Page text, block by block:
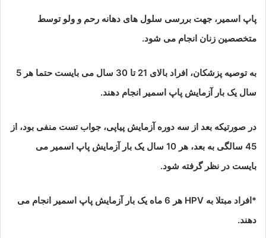
پاپ اسمیر، جهت بررسی سلول های دهانه رحم و ولو توسط
متخصصین زنان انجام می شود.
به توصیه پزشکان، افراد بالای 21 تا 30 سال می بایست حتما هر 5
سال یک بار آزمایش پاپ اسمیر انجام دهند.
در صورتیکه بعد از سه دوره آزمایش پیاپی، جواب تست منفی بود، از
45 سالگی به بعد، هر 10 سال یک بار آزمایش پاپ اسمیر می
بایست در نظر گرفته شود.
*افراد مبتلا به HPV هر 6 ماه یک بار آزمایش پاپ اسمیر انجام می
دهند.